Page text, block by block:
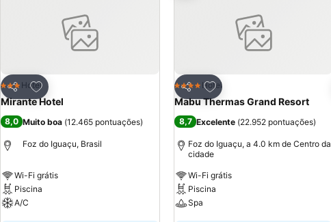
Partilhar
Adicionar aos favoritos
3 Estrelas
Hotel
Mirante Hotel
8,0 Muito boa (12.465 pontuações)
Foz do Iguaçu, Brasil
Wi-Fi grátis
Piscina
A/C
Partilhar
Adicionar aos favoritos
4 EstrelasHotel
Mabu Thermas Grand Resort
8,7 Excelente (22.952 pontuações)
Foz do Iguaçu, a 4.0 km de Centro da
cidade
Wi-Fi grátis
Piscina
Spa